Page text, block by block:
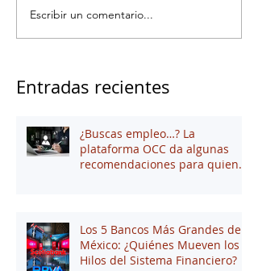
Escribir un comentario...
Entradas recientes
¿Buscas empleo…? La
plataforma OCC da algunas
recomendaciones para quienes
Los 5 Bancos Más Grandes de
México: ¿Quiénes Mueven los
Hilos del Sistema Financiero?